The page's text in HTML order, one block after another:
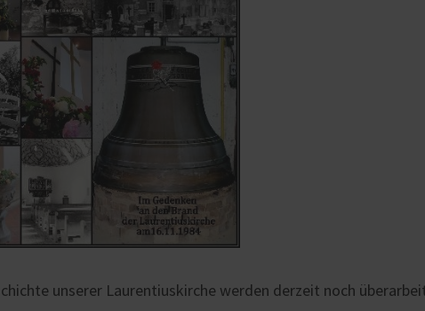
unserer Laurentiuskirche werden derzeit noch